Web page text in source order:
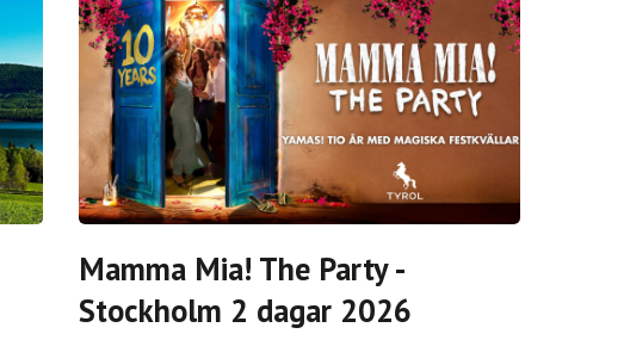
Mamma Mia! The Party -
Stockholm 2 dagar 2026